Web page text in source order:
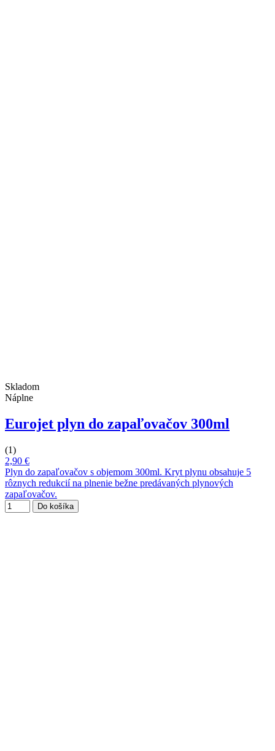
Skladom
Náplne
Eurojet plyn do zapaľovačov 300ml
(1)
2,90 €
Plyn do zapaľovačov s objemom 300ml. Kryt plynu obsahuje 5
rôznych redukcií na plnenie bežne predávaných plynových
zapaľovačov.
Do košíka